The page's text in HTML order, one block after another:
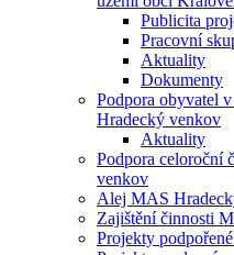
Publicita
Pracovní
Aktuality
Dokumenty
Podpora obyvatel
Hradecký venkov
Aktuality
Podpora celoroční
venkov
Alej MAS
Zajištění činnosti
Projekty